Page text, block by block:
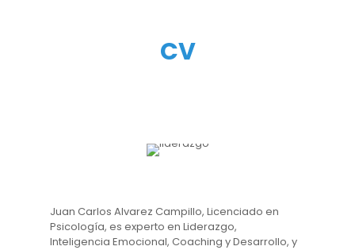
CV
Juan Carlos Alvarez Campillo, Licenciado en
Psicología, es experto en Liderazgo,
Inteligencia Emocional, Coaching y Desarrollo, y